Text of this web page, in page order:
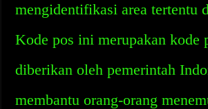
mengidentifikasi area tertentu
Kode pos ini merupakan kode
diberikan oleh pemerintah
membantu orang-orang